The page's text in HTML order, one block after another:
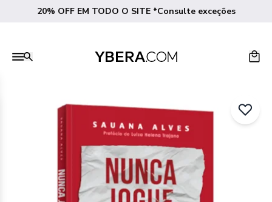
20% OFF EM TODO O SITE *Consulte exceções